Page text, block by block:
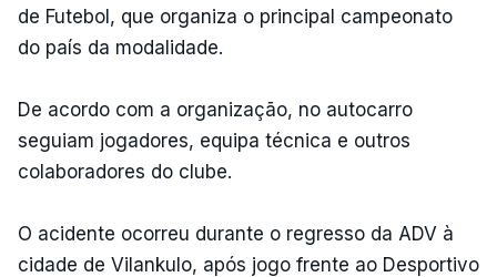
de Futebol, que organiza o principal campeonato
do país da modalidade.
De acordo com a organização, no autocarro
seguiam jogadores, equipa técnica e outros
colaboradores do clube.
O acidente ocorreu durante o regresso da ADV à
cidade de Vilankulo, após jogo frente ao Desportivo